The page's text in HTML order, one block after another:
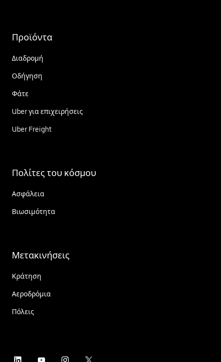
Προϊόντα
Διαδρομή
Οδήγηση
Φάτε
Uber για επιχειρήσεις
Uber Freight
Πολίτες του κόσμου
Ασφάλεια
Βιωσιμότητα
Μετακινήσεις
Κράτηση
Αεροδρόμια
Πόλεις